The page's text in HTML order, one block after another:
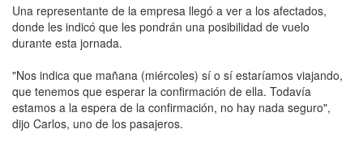
Una representante de la empresa llegó a ver a los afectados,
donde les indicó que les pondrán una posibilidad de vuelo
durante esta jornada.
"Nos indica que mañana (miércoles) sí o sí estaríamos viajando,
que tenemos que esperar la confirmación de ella. Todavía
estamos a la espera de la confirmación, no hay nada seguro",
dijo Carlos, uno de los pasajeros.